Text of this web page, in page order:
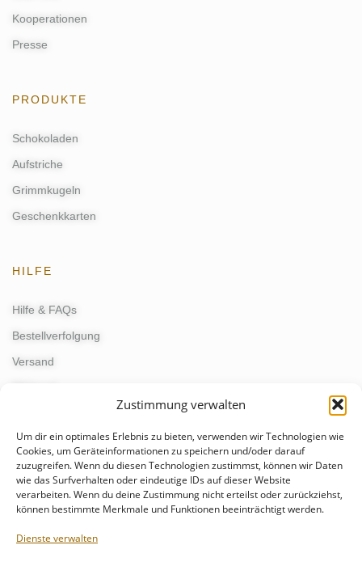
Zustimmung verwalten
Um dir ein optimales Erlebnis zu bieten, verwenden wir Technologien wie
Cookies, um Geräteinformationen zu speichern und/oder darauf
zuzugreifen. Wenn du diesen Technologien zustimmst, können wir Daten
wie das Surfverhalten oder eindeutige IDs auf dieser Website
verarbeiten. Wenn du deine Zustimmung nicht erteilst oder zurückziehst,
können bestimmte Merkmale und Funktionen beeinträchtigt werden.
Dienste verwalten
Kooperationen
Presse
PRODUKTE
Schokoladen
Aufstriche
Grimmkugeln
Geschenkkarten
HILFE
Hilfe & FAQs
Bestellverfolgung
Versand
KONTAKT
kontakt@schmunzelgeist.de
events@schmunzelgeist.de
+49 176 - 55499821